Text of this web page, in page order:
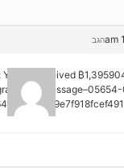
הגב
You've received